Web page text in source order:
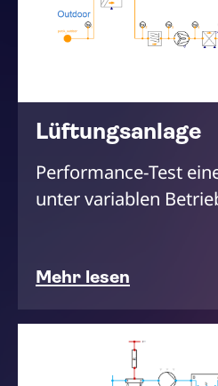
Lüftungsanlage
Performance-Test
unter variablen
Mehr lesen